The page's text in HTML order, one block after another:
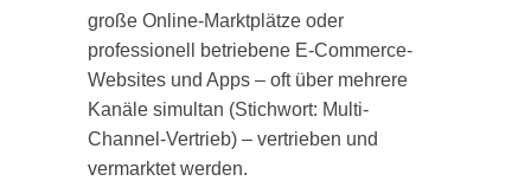
große Online-Marktplätze oder
professionell betriebene E-Commerce-
Websites und Apps – oft über mehrere
Kanäle simultan (Stichwort: Multi-
Channel-Vertrieb) – vertrieben und
vermarktet werden.